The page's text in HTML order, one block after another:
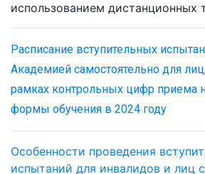
использованием дистанционных
Расписание вступительных
Академией самостоятельно для
рамках контрольных цифр приема
формы обучения в 2024 году
Особенности проведения
испытаний для инвалидов и лиц